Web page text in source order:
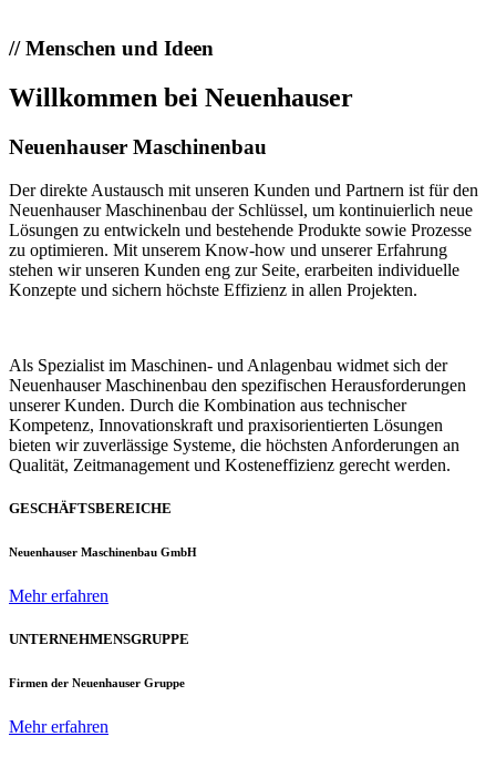
//Menschen und Ideen
Willkommen bei Neuenhauser
Neuenhauser Maschinenbau
Der direkte Austausch mit unseren Kunden und Partnern ist für den
Neuenhauser Maschinenbau der Schlüssel, um kontinuierlich neue
Lösungen zu entwickeln und bestehende Produkte sowie Prozesse
zu optimieren. Mit unserem Know-how und unserer Erfahrung
stehen wir unseren Kunden eng zur Seite, erarbeiten individuelle
Konzepte und sichern höchste Effizienz in allen Projekten.
Als Spezialist im Maschinen- und Anlagenbau widmet sich der
Neuenhauser Maschinenbau den spezifischen Herausforderungen
unserer Kunden. Durch die Kombination aus technischer
Kompetenz, Innovationskraft und praxisorientierten Lösungen
bieten wir zuverlässige Systeme, die höchsten Anforderungen an
Qualität, Zeitmanagement und Kosteneffizienz gerecht werden.
GESCHÄFTSBEREICHE
Neuenhauser Maschinenbau GmbH
Mehr erfahren
UNTERNEHMENSGRUPPE
Firmen der Neuenhauser Gruppe
Mehr erfahren